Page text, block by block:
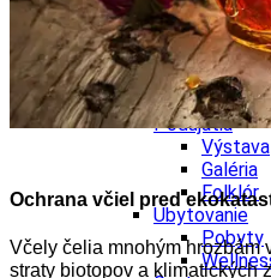
Tipy
Výlet
Hrady
Podujatia
Výstava
Galéria
Folklór
Ubytovanie
Pobyty
Ochrana včiel pred
Včely čelia mnohým hrozbám
straty biotopov a klimatických